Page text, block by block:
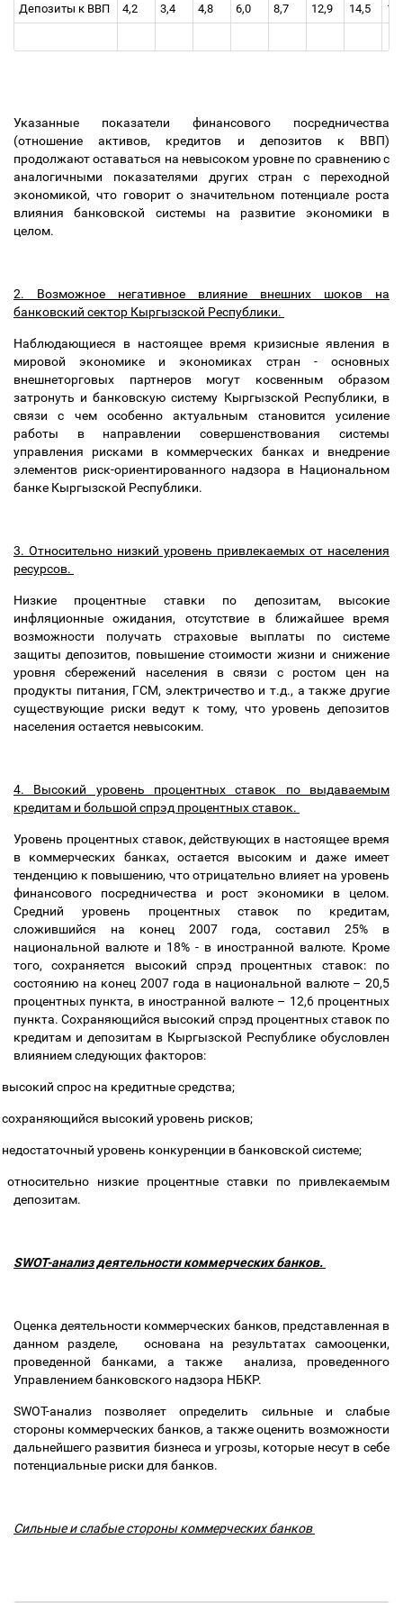
Депозиты к ВВП 4,2 3,4 4,8 6,0 8,7 12,9 14,5
Указанные показатели финансового посредничества
(отношение активов, кредитов и депозитов к ВВП)
продолжают оставаться на невысоком уровне по сравнению с
аналогичными показателями других стран с переходной
экономикой, что говорит о значительном потенциале роста
влияния банковской системы на развитие экономики в
целом.
2. Возможное негативное влияние внешних шоков на
банковский сектор Кыргызской Республики.
Наблюдающиеся в настоящее время кризисные явления в
мировой экономике и экономиках стран - основных
внешнеторговых партнеров могут косвенным образом
затронуть и банковскую систему Кыргызской Республики, в
связи с чем особенно актуальным становится усиление
работы в направлении совершенствования системы
управления рисками в коммерческих банках и внедрение
элементов риск-ориентированного надзора в Национальном
банке Кыргызской Республики.
3. Относительно низкий уровень привлекаемых от населения
ресурсов.
Низкие процентные ставки по депозитам, высокие
инфляционные ожидания, отсутствие в ближайшее время
возможности получать страховые выплаты по системе
защиты депозитов, повышение стоимости жизни и снижение
уровня сбережений населения в связи с ростом цен на
продукты питания, ГСМ, электричество и т.д., а также другие
существующие риски ведут к тому, что уровень депозитов
населения остается невысоким.
4. Высокий уровень процентных ставок по выдаваемым
кредитам и большой спрэд процентных ставок.
Уровень процентных ставок, действующих в настоящее время
в коммерческих банках, остается высоким и даже имеет
тенденцию к повышению, что отрицательно влияет на уровень
финансового посредничества и рост экономики в целом.
Средний уровень процентных ставок по кредитам,
сложившийся на конец 2007 года, составил 25% в
национальной валюте и 18% - в иностранной валюте. Кроме
того, сохраняется высокий спрэд процентных ставок: по
состоянию на конец 2007 года в национальной валюте – 20,5
процентных пункта, в иностранной валюте – 12,6 процентных
пункта. Сохраняющийся высокий спрэд процентных ставок по
кредитам и депозитам в Кыргызской Республике обусловлен
влиянием следующих факторов:
высокий спрос на кредитные средства;
сохраняющийся высокий уровень рисков;
недостаточный уровень конкуренции в банковской системе;
относительно низкие процентные ставки по привлекаемым
депозитам.
SWOT-анализ деятельности коммерческих банков.
Оценка деятельности коммерческих банков, представленная в
данном разделе, основана на результатах самооценки,
проведенной банками, а также анализа, проведенного
Управлением банковского надзора НБКР.
SWOT-анализ позволяет определить сильные и слабые
стороны коммерческих банков, а также оценить возможности
дальнейшего развития бизнеса и угрозы, которые несут в себе
потенциальные риски для банков.
Сильные и слабые стороны коммерческих банков